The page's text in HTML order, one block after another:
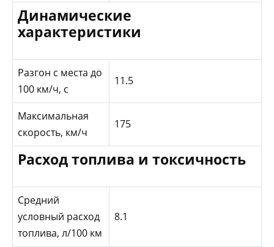
Динамические
характеристики
Разгон с места до
100 км/ч, с
11.5
Максимальная
скорость, км/ч
175
Расход топлива и токсичность
Средний
условный расход
топлива, л/100 км
8.1